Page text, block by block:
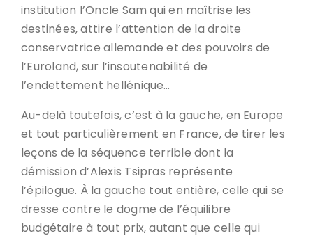
institution l’Oncle Sam qui en maîtrise les
destinées, attire l’attention de la droite
conservatrice allemande et des pouvoirs de
l’Euroland, sur l’insoutenabilité de
l’endettement hellénique…
Au-delà toutefois, c’est à la gauche, en Europe
et tout particulièrement en France, de tirer les
leçons de la séquence terrible dont la
démission d’Alexis Tsipras représente
l’épilogue. À la gauche tout entière, celle qui se
dresse contre le dogme de l’équilibre
budgétaire à tout prix, autant que celle qui